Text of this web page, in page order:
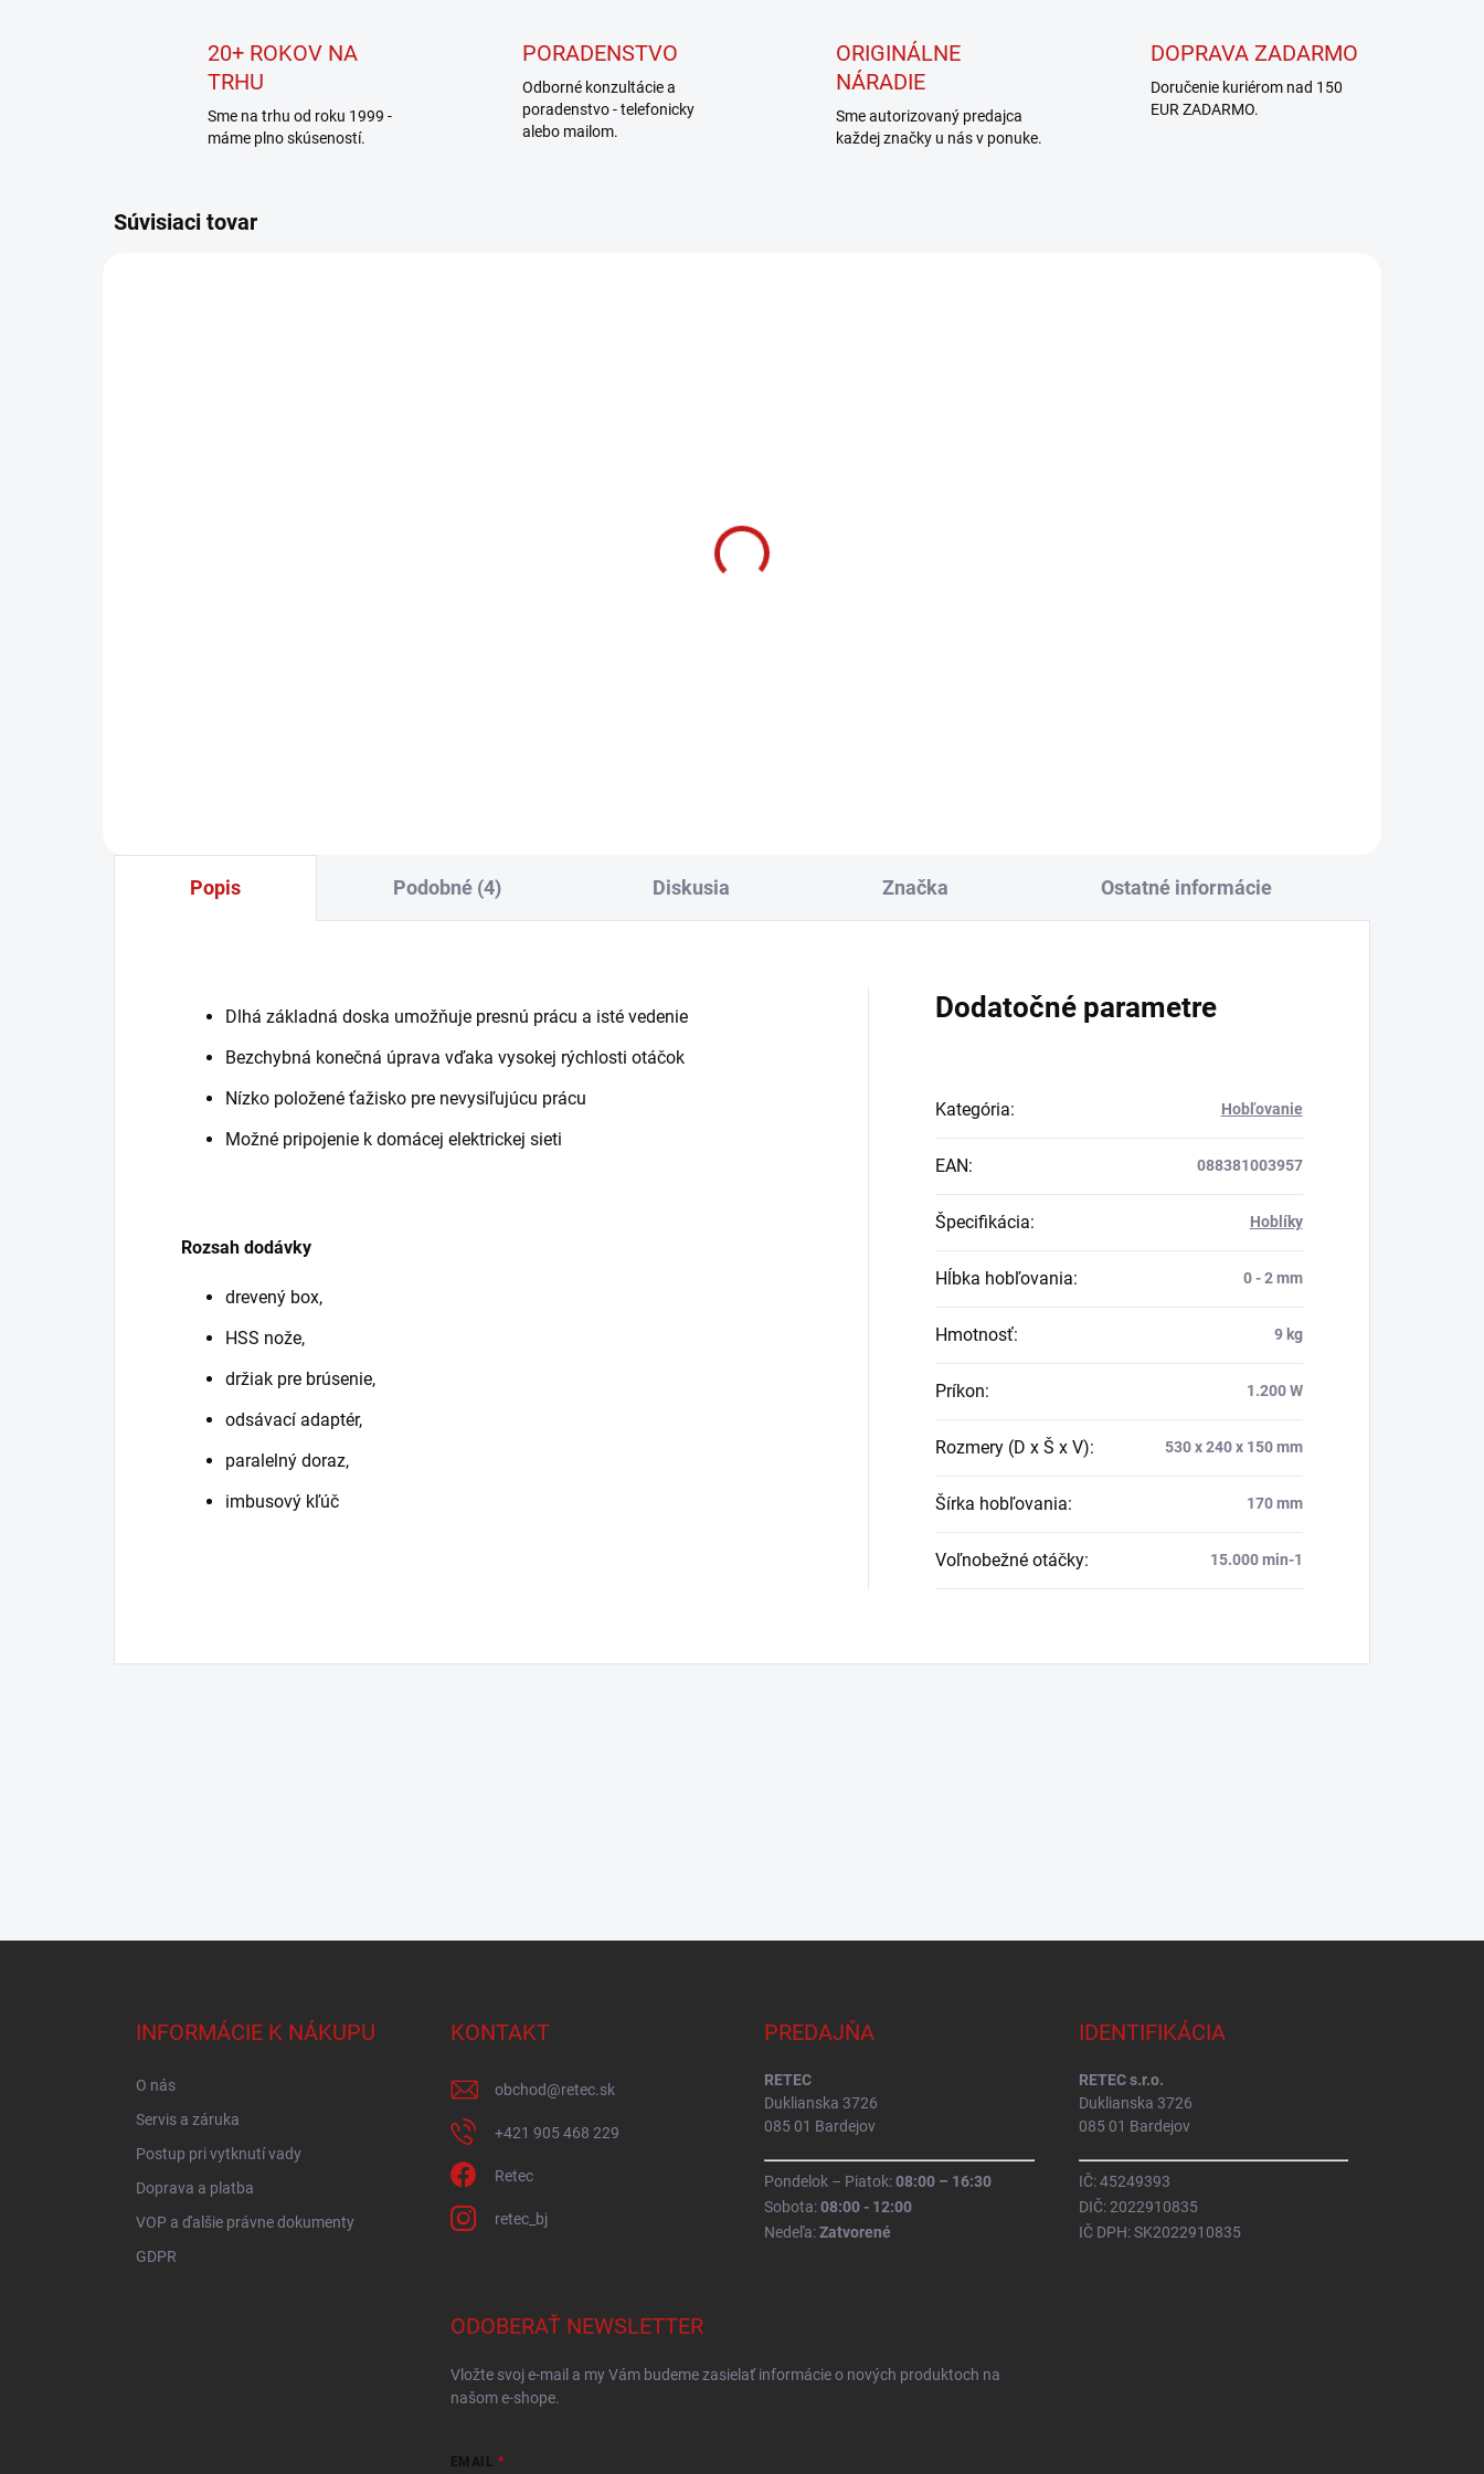
20+ ROKOV NA
TRHU
Sme na trhu od roku 1999 -
máme plno skúseností.
PORADENSTVO
Odborné konzultácie a
poradenstvo - telefonicky
alebo mailom.
ORIGINÁLNE
NÁRADIE
Sme autorizovaný predajca
každej značky u nás v ponuke.
DOPRAVA ZADARMO
Doručenie kuriérom nad 150
EUR ZADARMO.
Súvisiaci tovar
Popis Podobné (4) Diskusia Značka Ostatné informácie
Dlhá základná doska umožňuje presnú prácu a isté vedenie
Bezchybná konečná úprava vďaka vysokej rýchlosti otáčok
Nízko položené ťažisko pre nevysiľujúcu prácu
Možné pripojenie k domácej elektrickej sieti
Rozsah dodávky
drevený box,
HSS nože,
držiak pre brúsenie,
odsávací adaptér,
paralelný doraz,
imbusový kľúč
Dodatočné parametre
Kategória: Hobľovanie
EAN: 088381003957
Špecifikácia: Hoblíky
Hĺbka hobľovania: 0 - 2 mm
Hmotnosť: 9 kg
Príkon: 1.200 W
Rozmery (D x Š x V): 530 x 240 x 150 mm
Šírka hobľovania: 170 mm
Voľnobežné otáčky: 15.000 min-1
INFORMÁCIE K NÁKUPU
O nás
Servis a záruka
Postup pri vytknutí vady
Doprava a platba
VOP a ďalšie právne dokumenty
GDPR
KONTAKT
obchod@retec.sk
+421 905 468 229
Retec
retec_bj
PREDAJŇA
RETEC
Duklianska 3726
085 01 Bardejov
Pondelok – Piatok:08:00 – 16:30
Sobota:08:00 - 12:00
Nedeľa:Zatvorené
IDENTIFIKÁCIA
RETEC s.r.o.
Duklianska 3726
085 01 Bardejov
IČ: 45249393
DIČ: 2022910835
IČ DPH: SK2022910835
ODOBERAŤ NEWSLETTER
Vložte svoj e-mail a my Vám budeme zasielať informácie o nových produktoch na
našom e-shope.
EMAIL